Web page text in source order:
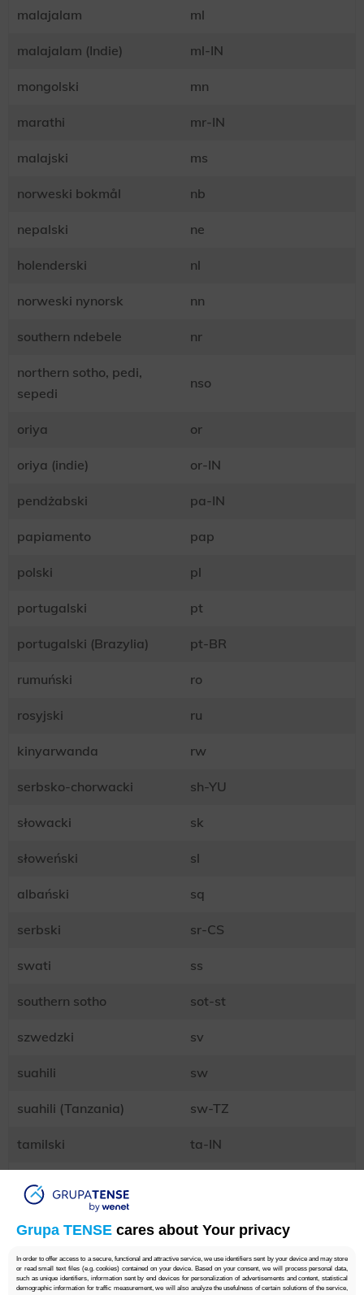
Grupa TENSE cares about Your privacy
In order to offer access to a secure, functional and attractive service, we use identifiers sent by your device and may store
or read small text files (e.g. cookies) contained on your device. Based on your consent, we will process personal data,
such as unique identifiers, information sent by end devices for personalization of advertisements and content, statistical
demographic information for traffic measurement, we will also analyze the usefulness of certain solutions of the service,
malajalam ml
malajalam (Indie) ml-IN
mongolski mn
marathi mr-IN
malajski ms
norweski bokmål nb
nepalski ne
holenderski nl
norweski nynorsk nn
southern ndebele nr
northern sotho, pedi,
sepedi
nso
oriya or
oriya (indie) or-IN
pendżabski pa-IN
papiamento pap
polski pl
portugalski pt
portugalski (Brazylia) pt-BR
rumuński ro
rosyjski ru
kinyarwanda rw
serbsko-chorwacki sh-YU
słowacki sk
słoweński sl
albański sq
serbski sr-CS
swati ss
southern sotho sot-st
szwedzki sv
suahili sw
suahili (Tanzania) sw-TZ
tamilski ta-IN
tigrinya (Erytrea) ti-ER